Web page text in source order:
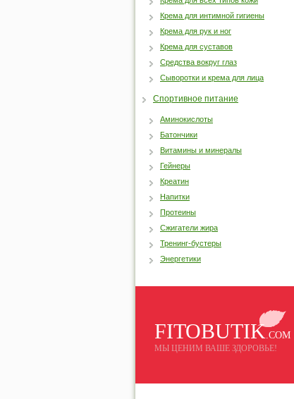
Крема для интимной гигиены
Крема для рук и ног
Крема для суставов
Средства вокруг глаз
Сыворотки и крема для лица
Спортивное питание
Аминокислоты
Батончики
Витамины и минералы
Гейнеры
Креатин
Напитки
Протеины
Сжигатели жира
Тренинг-бустеры
Энергетики
FITOBUTIK.COM
МЫ ЦЕНИМ ВАШЕ ЗДОРОВЬЕ!